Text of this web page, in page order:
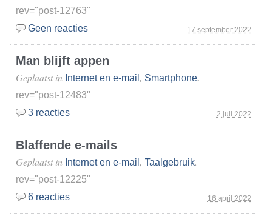
17 september 2022
rev="post-12763"
Geen reacties
Man blijft appen
2 juli 2022
Geplaatst in Internet en e-mail , Smartphone.
rev="post-12483"
3 reacties
Blaffende e-mails
16 april 2022
Geplaatst in Internet en e-mail , Taalgebruik.
rev="post-12225"
6 reacties